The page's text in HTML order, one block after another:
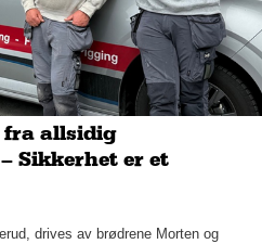
fra allsidig
Sikkerhet er et
drives av brødrene Morten og